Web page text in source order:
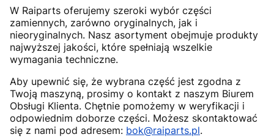
W Raiparts oferujemy szeroki wybór części
zamiennych, zarówno oryginalnych, jak i
nieoryginalnych. Nasz asortyment obejmuje produkty
najwyższej jakości, które spełniają wszelkie
wymagania techniczne.
Aby upewnić się, że wybrana część jest zgodna z
Twoją maszyną, prosimy o kontakt z naszym Biurem
Obsługi Klienta. Chętnie pomożemy w weryfikacji i
odpowiednim doborze części. Możesz skontaktować
się z nami pod adresem: bok@raiparts.pl.